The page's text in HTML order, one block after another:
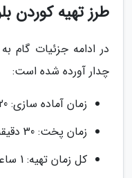
طرز تهیه کوردن
در ادامه جزئیات گام
چدار آورده شده است:
زمان آماده سازی: 20 دقیقه
زمان پخت: 30 دقیقه
کل زمان تهیه: 1 ساعت و 30 دقیقه